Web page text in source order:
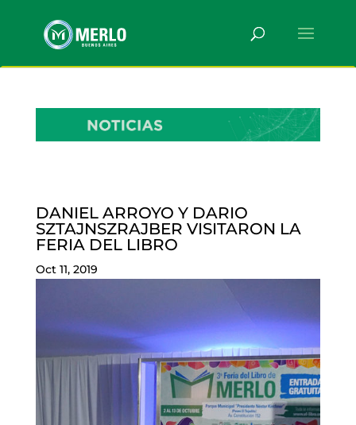
DANIEL ARROYO Y DARIO
SZTAJNSZRAJBER VISITARON LA
FERIA DEL LIBRO
Oct 11, 2019